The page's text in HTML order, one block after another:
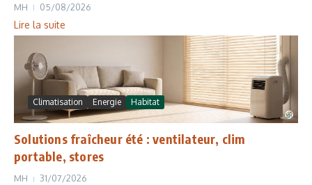
MH 05/08/2026
Lire la suite
Climatisation Energie Habitat
Solutions fraîcheur été : ventilateur, clim
portable, stores
MH 31/07/2026